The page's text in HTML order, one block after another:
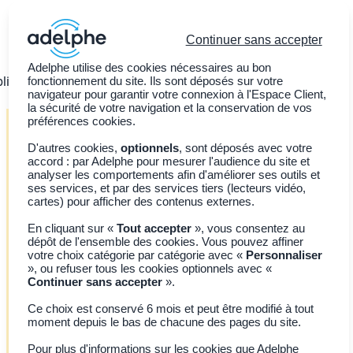
légales Nos services Adhérer à Adelphe
Info-tri vins et spiritueux
Communiquer sur
lesgestes de tri
L’apposition du marquage Info‑tri sur l’emballage est
obligatoire pour les entreprises. Cette obligation, issue
de la loi Anti‑Gaspillage pour une Économie Circulaire
Continuer sans accepter
Adelphe utilise des cookies nécessaires au bon
fonctionnement du site. Ils sont déposés sur votre
navigateur pour garantir votre connexion à l'Espace Client,
la sécurité de votre navigation et la conservation de vos
préférences cookies.
D'autres cookies,optionnels, sont déposés avec votre
accord : par Adelphe pour mesurer l'audience du site et
analyser les comportements afin d'améliorer ses outils et
ses services, et par des services tiers (lecteurs vidéo,
cartes) pour afficher des contenus externes.
En cliquant sur «Tout accepter », vous consentez au
dépôt de l'ensemble des cookies. Vous pouvez affiner
votre choix catégorie par catégorie avec « Personnaliser
», ou refuser tous les cookies optionnels avec «
Continuer sans accepter ».
Ce choix est conservé 6 mois et peut être modifié à tout
moment depuis le bas de chacune des pages du site.
Pour plus d'informations sur les cookies que Adelphe